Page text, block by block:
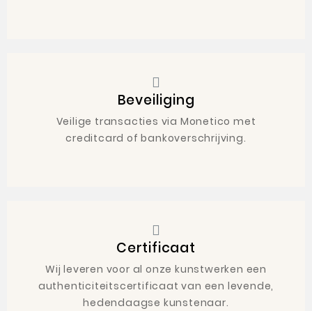
Beveiliging
Veilige transacties via Monetico met
creditcard of bankoverschrijving.
Certificaat
Wij leveren voor al onze kunstwerken een
authenticiteitscertificaat van een levende,
hedendaagse kunstenaar.